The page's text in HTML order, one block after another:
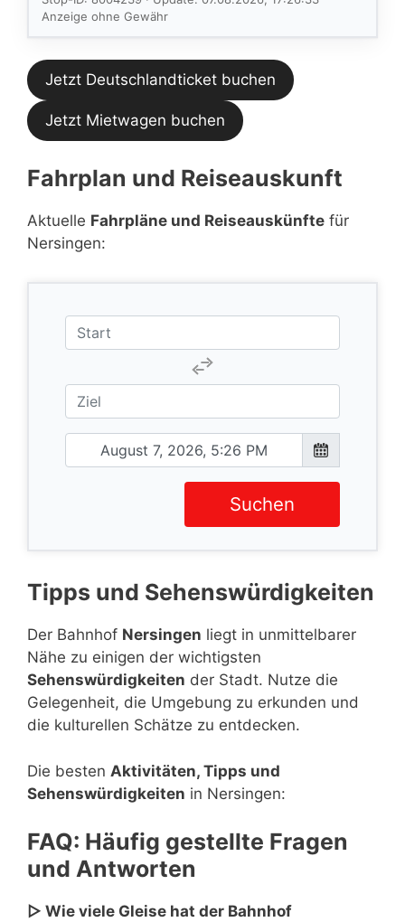
Feed.
Anzeige ohne Gewähr
Jetzt Deutschlandticket buchen
Jetzt Mietwagen buchen
Fahrplan und Reiseauskunft
Aktuelle Fahrpläne und Reiseauskünfte für
Nersingen:
Suchen
Tipps und Sehenswürdigkeiten
Der Bahnhof Nersingen liegt in unmittelbarer
Nähe zu einigen der wichtigsten
Sehenswürdigkeiten der Stadt. Nutze die
Gelegenheit, die Umgebung zu erkunden und
die kulturellen Schätze zu entdecken.
Die besten Aktivitäten, Tipps und
Sehenswürdigkeiten in Nersingen:
FAQ: Häufig gestellte Fragen
und Antworten
▷ Wie viele Gleise hat der Bahnhof